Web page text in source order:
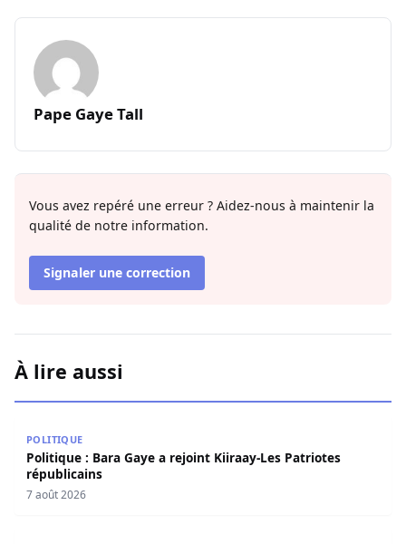
Pape Gaye Tall
Vous avez repéré une erreur ? Aidez-nous à maintenir la
qualité de notre information.
Signaler une correction
À lire aussi
POLITIQUE
Politique : Bara Gaye a rejoint Kiiraay-Les Patriotes
républicains
7 août 2026